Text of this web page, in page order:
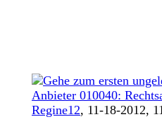
Anbieter 010040:
Regine12, 11-18-2012,